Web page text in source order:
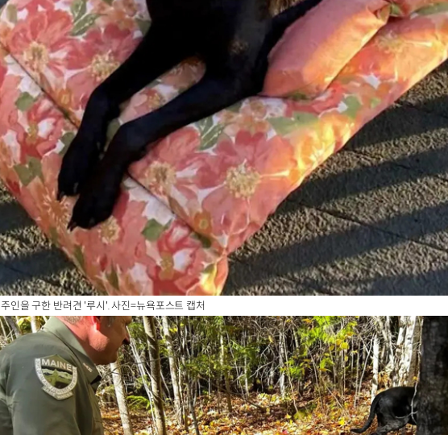
주인을 구한 반려견 '루시'. 사진=뉴욕포스트 캡처